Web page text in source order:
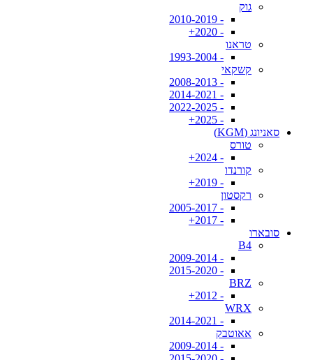
גוק
- 2010-2019
- 2020+
טראנו
- 1993-2004
קשקאי
- 2008-2013
- 2014-2021
- 2022-2025
- 2025+
סאניונג (KGM)
טורס
- 2024+
קורנדו
- 2019+
רקסטון
- 2005-2017
- 2017+
סובארו
B4
- 2009-2014
- 2015-2020
BRZ
- 2012+
WRX
- 2014-2021
אאוטבק
- 2009-2014